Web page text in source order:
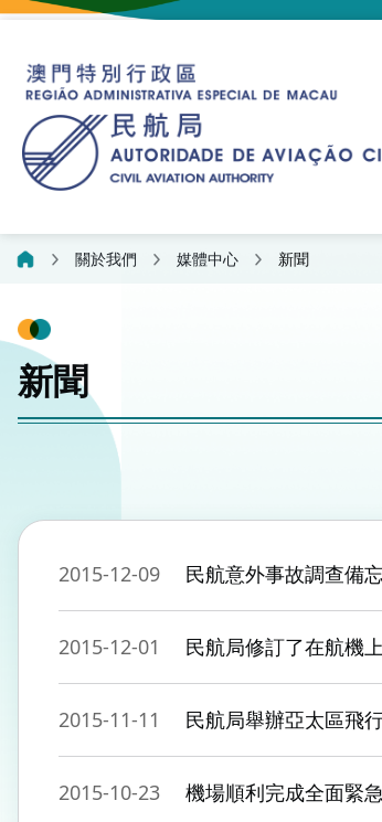
關於我們 媒體中心 新聞
新聞
2015-12-09 民航意外事故調查備
2015-12-01 民航局修訂了在航機
2015-11-11 民航局舉辦亞太區飛
2015-10-23 機場順利完成全面緊